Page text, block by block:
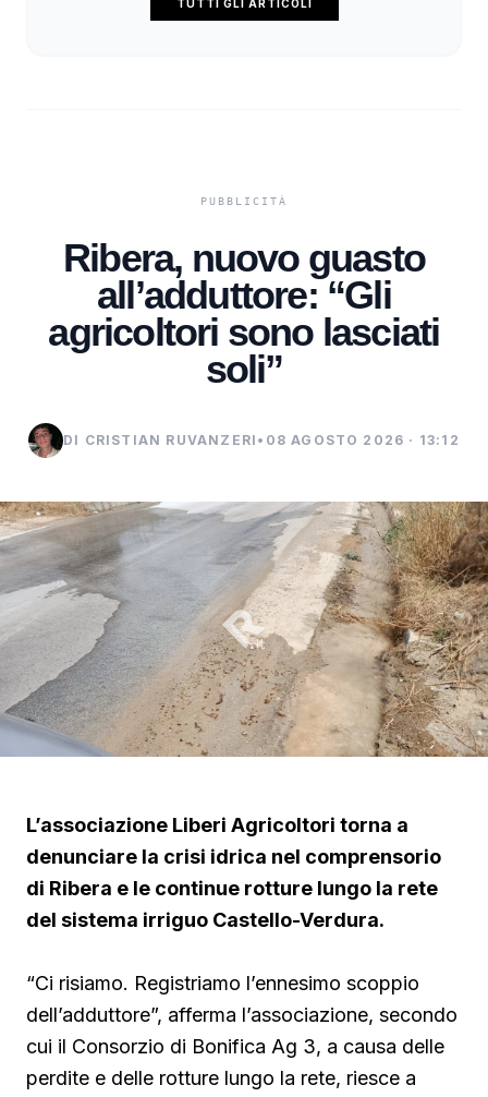
TUTTI GLI ARTICOLI
Ribera, nuovo guasto
all’adduttore: “Gli
agricoltori sono lasciati
soli”
DI CRISTIAN RUVANZERI • 08 AGOSTO 2026 · 13:12
L’associazione Liberi Agricoltori torna a
denunciare la crisi idrica nel comprensorio
di Ribera e le continue rotture lungo la rete
del sistema irriguo Castello-Verdura.
“Ci risiamo. Registriamo l’ennesimo scoppio
dell’adduttore”, afferma l’associazione, secondo
cui il Consorzio di Bonifica Ag 3, a causa delle
perdite e delle rotture lungo la rete, riesce a